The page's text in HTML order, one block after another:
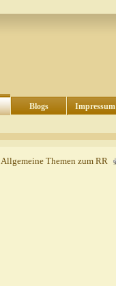
Blogs Impressum
Allgemeine Themen zum RR